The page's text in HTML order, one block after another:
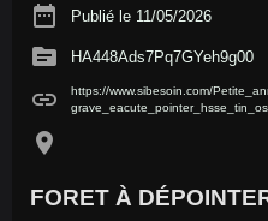
date_range Publié le 11/05/2026
source HA448Ads7Pq7GYeh9g00
link
https://www.sibesoin.com/
location_on
FORET À